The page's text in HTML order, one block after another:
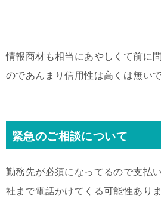
情報商材も相当にあやしくて前に
のであんまり信用性は高くは無いで
緊急のご相談について
勤務先が必須になってるので支払
社まで電話かけてくる可能性ありま